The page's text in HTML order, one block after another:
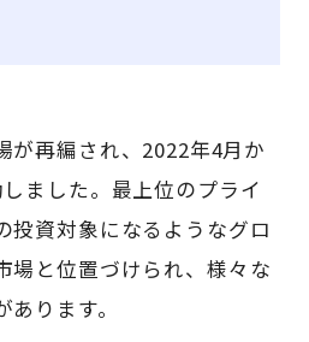
が再編され、2022年4月か
ました。最上位のプライ
投資対象になるようなグロ
場と位置づけられ、様々な
ります。